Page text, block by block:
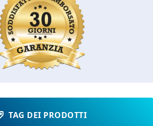
TAG DEI PRODOTTI